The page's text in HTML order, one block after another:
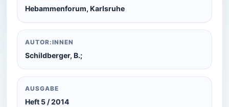
Hebammenforum, Karlsruhe
AUTOR:INNEN
Schildberger, B.;
AUSGABE
Heft 5 / 2014